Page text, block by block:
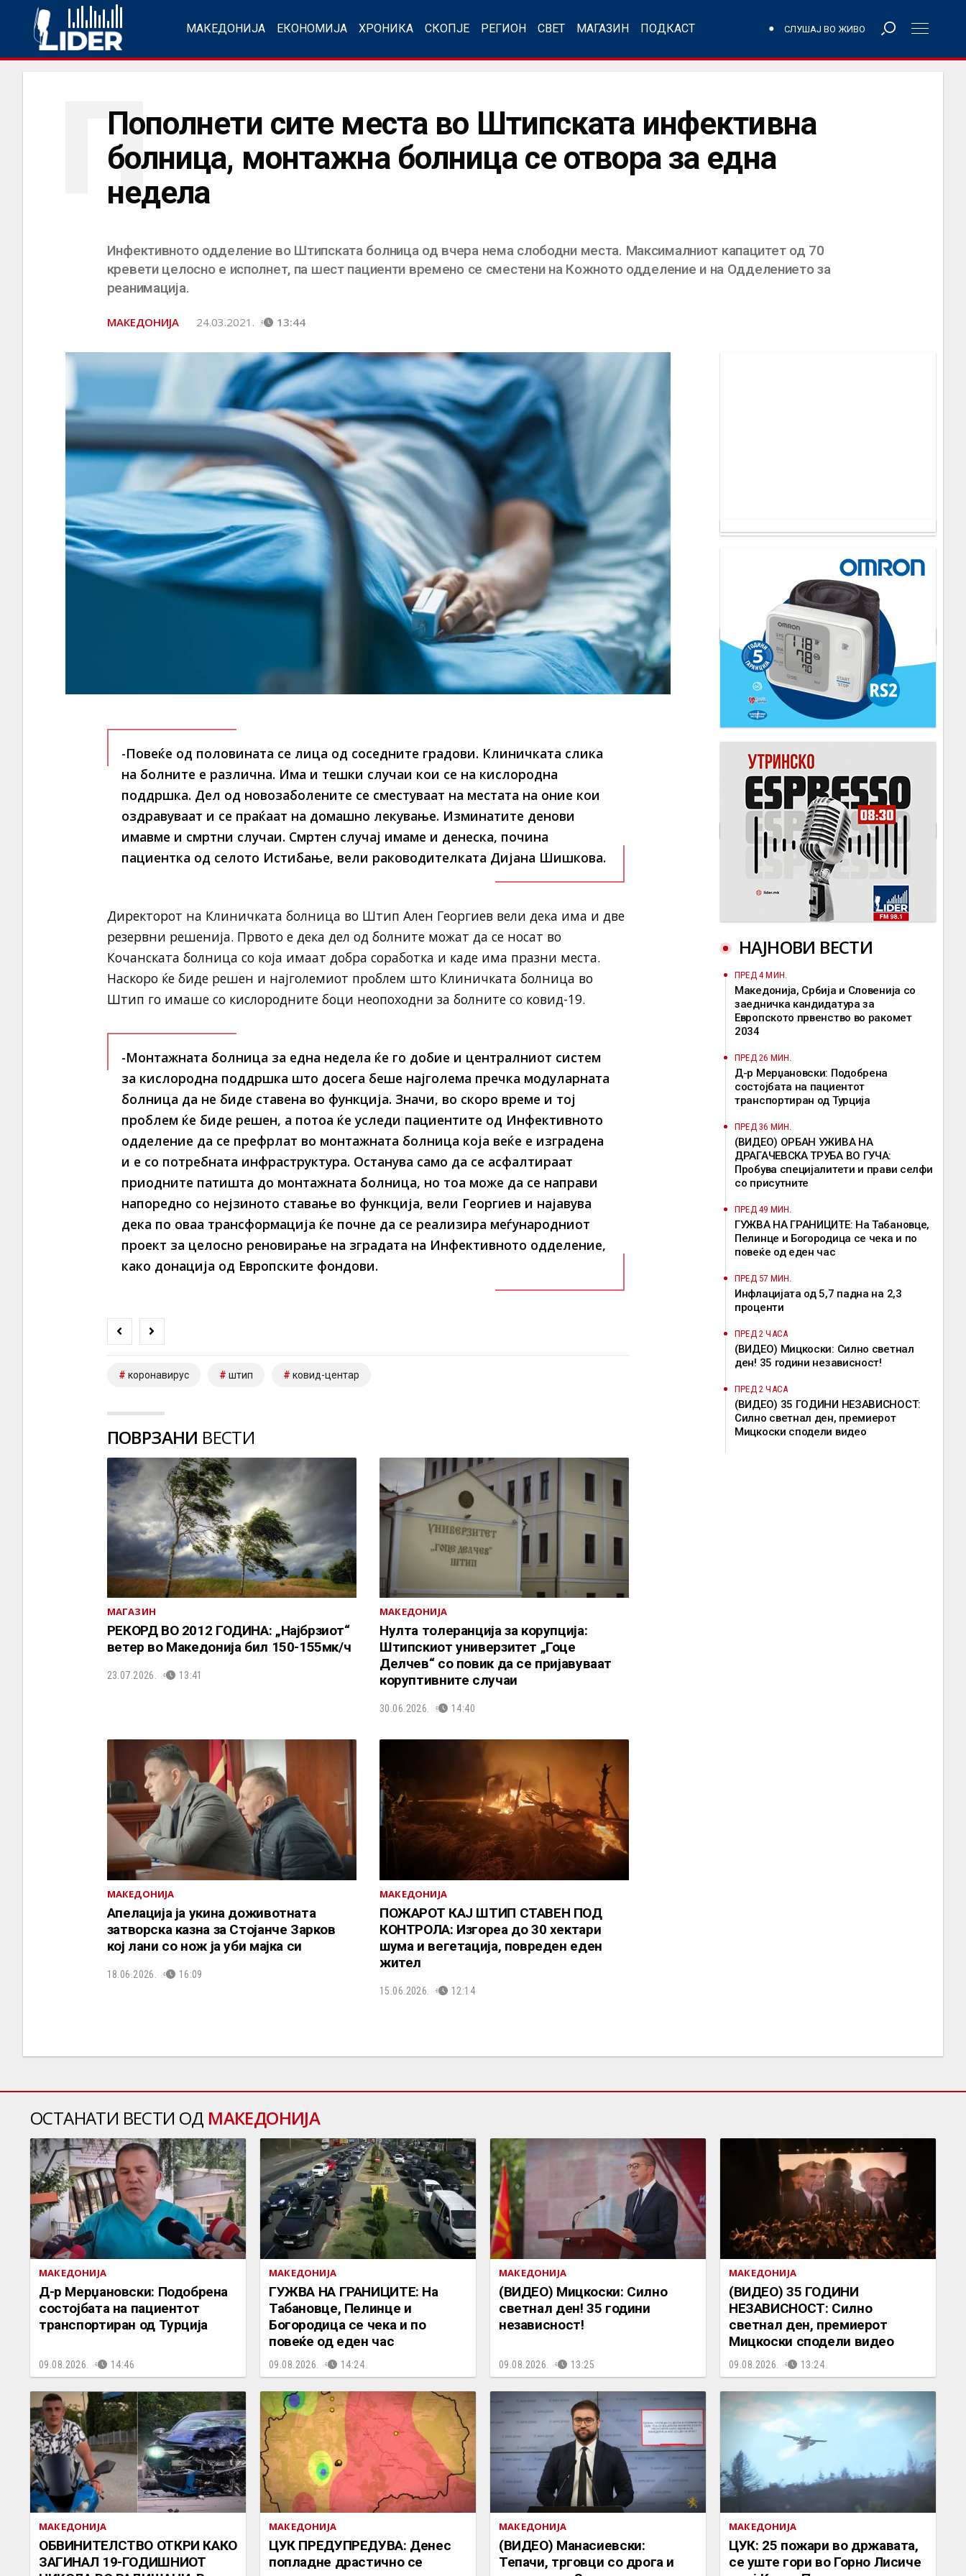
МАКЕДОНИЈА ЕКОНОМИЈА ХРОНИКА СКОПЈЕ РЕГИОН СВЕТ МАГАЗИН ПОДКАСТ СЛУШАЈ ВО ЖИВО
Пополнети сите места во Штипската инфективна
болница, монтажна болница се отвора за една
недела
П
Инфективното одделение во Штипската болница од вчера нема слободни места. Максималниот капацитет од 70
кревети целосно е исполнет, па шест пациенти времено се сместени на Кожното одделение и на Одделението за
реанимација.
МАКЕДОНИЈА 24.03.2021. 13:44
-Повеќе од половината се лица од соседните градови. Клиничката слика
на болните е различна. Има и тешки случаи кои се на кислородна
поддршка. Дел од новозаболените се сместуваат на местата на оние кои
оздравуваат и се праќаат на домашно лекување. Изминатите денови
имавме и смртни случаи. Смртен случај имаме и денеска, почина
пациентка од селото Истибање, вели раководителката Дијана Шишкова.
Директорот на Клиничката болница во Штип Ален Георгиев вели дека има и две
резервни решенија. Првото е дека дел од болните можат да се носат во
Кочанската болница со која имаат добра соработка и каде има празни места.
Наскоро ќе биде решен и најголемиот проблем што Клиничката болница во
Штип го имаше со кислородните боци неопоходни за болните со ковид-19.
-Монтажната болница за една недела ќе го добие и централниот систем
за кислородна поддршка што досега беше најголема пречка модуларната
болница да не биде ставена во функција. Значи, во скоро време и тој
проблем ќе биде решен, а потоа ќе уследи пациентите од Инфективното
одделение да се префрлат во монтажната болница која веќе е изградена
и е со потребната инфраструктура. Останува само да се асфалтираат
приодните патишта до монтажната болница, но тоа може да се направи
напоредно со нејзиното ставање во функција, вели Георгиев и најавува
дека по оваа трансформација ќе почне да се реализира меѓународниот
проект за целосно реновирање на зградата на Инфективното одделение,
како донација од Европските фондови.
коронавирус штип ковид-центар
ПОВРЗАНИ ВЕСТИ
МАГАЗИН
РЕКОРД ВО 2012 ГОДИНА: „Најбрзиот“
ветер во Македонија бил 150-155мк/ч
23.07.2026. 13:41
МАКЕДОНИЈА
Нулта толеранција за корупција:
Штипскиот универзитет „Гоце
Делчев“ со повик да се пријавуваат
коруптивните случаи
30.06.2026. 14:40
МАКЕДОНИЈА
Апелација ја укина доживотната
затворска казна за Стојанче Зарков
кој лани со нож ја уби мајка си
18.06.2026. 16:09
МАКЕДОНИЈА
ПОЖАРОТ КАЈ ШТИП СТАВЕН ПОД
КОНТРОЛА: Изгореа до 30 хектари
шума и вегетација, повреден еден
жител
15.06.2026. 12:14
НАЈНОВИ ВЕСТИ
ПРЕД 4 МИН.
Македонија, Србија и Словенија со
заедничка кандидатура за
Европското првенство во ракомет
2034
ПРЕД 26 МИН.
Д-р Мерџановски: Подобрена
состојбата на пациентот
транспортиран од Турција
ПРЕД 36 МИН.
(ВИДЕО) ОРБАН УЖИВА НА
ДРАГАЧЕВСКА ТРУБА ВО ГУЧА:
Пробува специјалитети и прави селфи
со присутните
ПРЕД 49 МИН.
ГУЖВА НА ГРАНИЦИТЕ: На Табановце,
Пелинце и Богородица се чека и по
повеќе од еден час
ПРЕД 57 МИН.
Инфлацијата од 5,7 падна на 2,3
проценти
ПРЕД 2 ЧАСА
(ВИДЕО) Мицкоски: Силно светнал
ден! 35 години независност!
ПРЕД 2 ЧАСА
(ВИДЕО) 35 ГОДИНИ НЕЗАВИСНОСТ:
Силно светнал ден, премиерот
Мицкоски сподели видео
ОСТАНАТИ ВЕСТИ ОД МАКЕДОНИЈА
МАКЕДОНИЈА
Д-р Мерџановски: Подобрена
состојбата на пациентот
транспортиран од Турција
09.08.2026. 14:46
МАКЕДОНИЈА
ГУЖВА НА ГРАНИЦИТЕ: На
Табановце, Пелинце и
Богородица се чека и по
повеќе од еден час
09.08.2026. 14:24
МАКЕДОНИЈА
(ВИДЕО) Мицкоски: Силно
светнал ден! 35 години
независност!
09.08.2026. 13:25
МАКЕДОНИЈА
(ВИДЕО) 35 ГОДИНИ
НЕЗАВИСНОСТ: Силно
светнал ден, премиерот
Мицкоски сподели видео
09.08.2026. 13:24
МАКЕДОНИЈА
ОБВИНИТЕЛСТВО ОТКРИ КАКО
ЗАГИНАЛ 19-ГОДИШНИОТ
МАКЕДОНИЈА
ЦУК ПРЕДУПРЕДУВА: Денес
попладне драстично се
МАКЕДОНИЈА
(ВИДЕО) Манасиевски:
Тепачи, трговци со дрога и
МАКЕДОНИЈА
ЦУК: 25 пожари во државата,
се уште гори во Горно Лисиче